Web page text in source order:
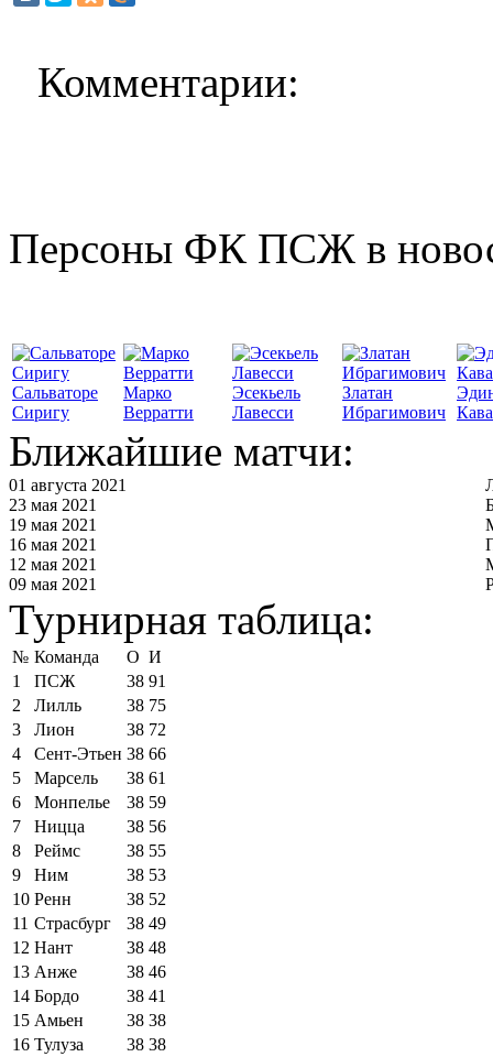
Комментарии:
Персоны ФК ПСЖ в
Сальваторе
Сиригу
Марко
Верратти
Эсекьель
Лавесси
Златан
Ибрагимович
Ближайшие матчи:
01 августа 2021
23 мая 2021
19 мая 2021
16 мая 2021
12 мая 2021
09 мая 2021
Турнирная таблица:
№ Команда О И
1
ПСЖ 38 91
2
Лилль 38 75
3
Лион 38 72
4
Сент-Этьен 38 66
5
Марсель 38 61
6
Монпелье 38 59
7
Ницца 38 56
8
Реймс 38 55
9
Ним 38 53
10 Ренн 38 52
11 Страсбург 38 49
12 Нант 38 48
13 Анже 38 46
14 Бордо 38 41
15 Амьен 38 38
16 Тулуза 38 38